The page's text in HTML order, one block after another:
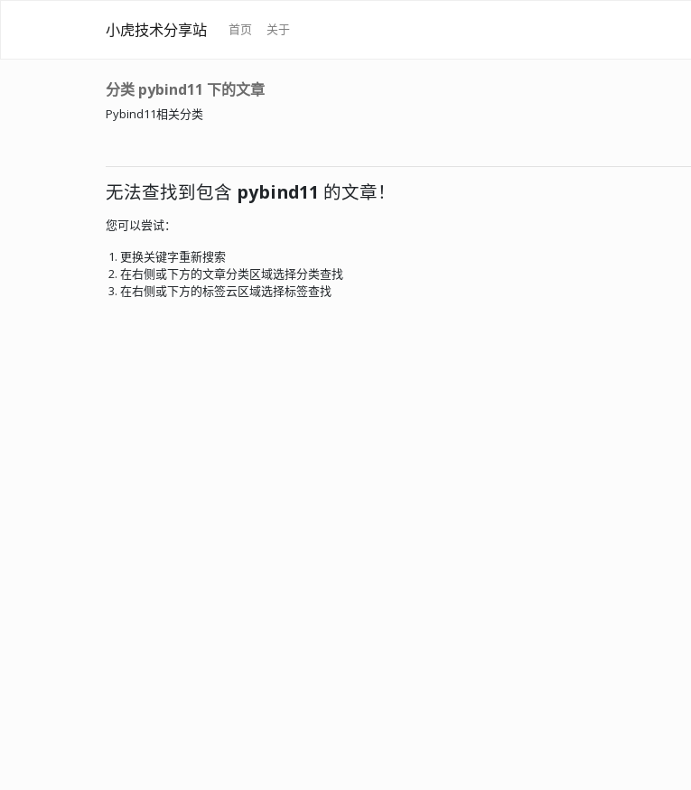
小虎技术分享站 首页 关于
分类 pybind11 下的文章
Pybind11相关分类
无法查找到包含 pybind11 的文章！
您可以尝试：
更换关键字重新搜索
在右侧或下方的文章分类区域选择分类查找
在右侧或下方的标签云区域选择标签查找